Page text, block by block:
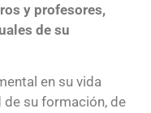
y profesores,
de su
en su vida
de su formación, de